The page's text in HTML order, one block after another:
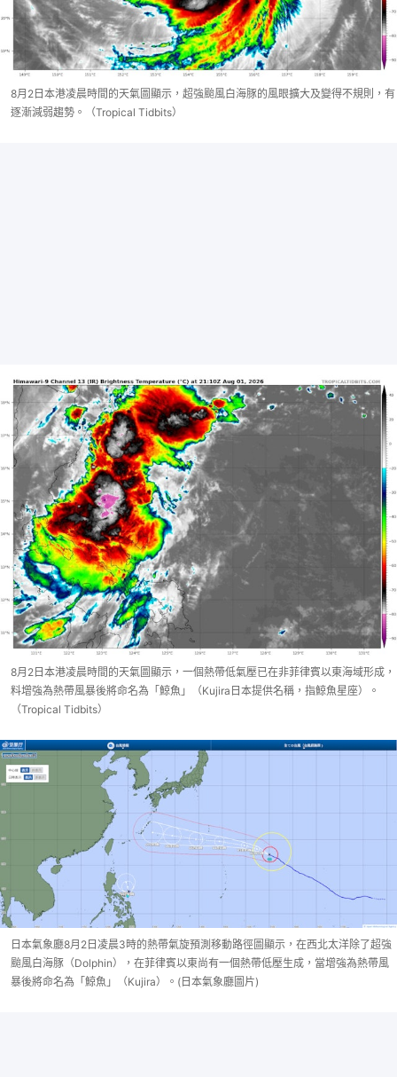
8月2日本港凌晨時間的天氣圖顯示，超強颱風白海豚的風眼擴大及變得不規則，有
逐漸減弱趨勢。（Tropical Tidbits）
8月2日本港凌晨時間的天氣圖顯示，一個熱帶低氣壓已在非菲律賓以東海域形成，
料增強為熱帶風暴後將命名為「鯨魚」（Kujira日本提供名稱，指鯨魚星座）。
（Tropical Tidbits）
日本氣象廳8月2日凌晨3時的熱帶氣旋預測移動路徑圖顯示，在西北太洋除了超強
颱風白海豚（Dolphin），在菲律賓以東尚有一個熱帶低壓生成，當增強為熱帶風
暴後將命名為「鯨魚」（Kujira）。(日本氣象廳圖片)